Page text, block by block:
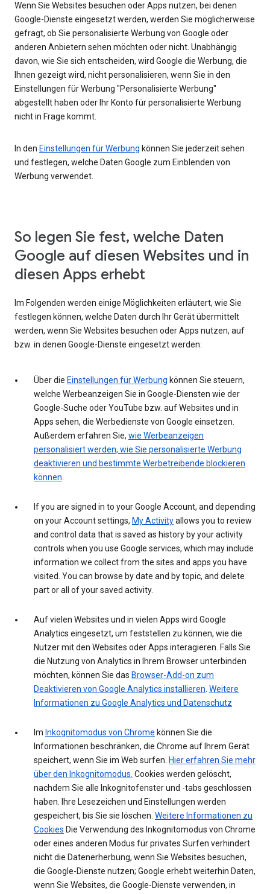
Wenn Sie Websites besuchen oder Apps nutzen, bei denen
Google-Dienste eingesetzt werden, werden Sie möglicherweise
gefragt, ob Sie personalisierte Werbung von Google oder
anderen Anbietern sehen möchten oder nicht. Unabhängig
davon, wie Sie sich entscheiden, wird Google die Werbung, die
Ihnen gezeigt wird, nicht personalisieren, wenn Sie in den
Einstellungen für Werbung "Personalisierte Werbung"
abgestellt haben oder Ihr Konto für personalisierte Werbung
nicht in Frage kommt.
In den Einstellungen für Werbung können Sie jederzeit sehen
und festlegen, welche Daten Google zum Einblenden von
Werbung verwendet.
So legen Sie fest, welche Daten
Google auf diesen Websites und in
diesen Apps erhebt
Im Folgenden werden einige Möglichkeiten erläutert, wie Sie
festlegen können, welche Daten durch Ihr Gerät übermittelt
werden, wenn Sie Websites besuchen oder Apps nutzen, auf
bzw. in denen Google-Dienste eingesetzt werden:
Über die Einstellungen für Werbung können Sie steuern,
welche Werbeanzeigen Sie in Google-Diensten wie der
Google-Suche oder YouTube bzw. auf Websites und in
Apps sehen, die Werbedienste von Google einsetzen.
Außerdem erfahren Sie, wie Werbeanzeigen
personalisiert werden, wie Sie personalisierte Werbung
deaktivieren und bestimmte Werbetreibende blockieren
können.
If you are signed in to your Google Account, and depending
on your Account settings, My Activityallows you to review
and control data that is saved as history by your activity
controls when you use Google services, which may include
information we collect from the sites and apps you have
visited. You can browse by date and by topic, and delete
part or all of your saved activity.
Auf vielen Websites und in vielen Apps wird Google
Analytics eingesetzt, um feststellen zu können, wie die
Nutzer mit den Websites oder Apps interagieren. Falls Sie
die Nutzung von Analytics in Ihrem Browser unterbinden
möchten, können Sie das Browser-Add-on zum
Deaktivieren von Google Analytics installieren. Weitere
Informationen zu Google Analytics und Datenschutz
Im Inkognitomodus von Chrome können Sie die
Informationen beschränken, die Chrome auf Ihrem Gerät
speichert, wenn Sie im Web surfen. Hier erfahren Sie mehr
über den Inkognitomodus. Cookies werden gelöscht,
nachdem Sie alle Inkognitofenster und -tabs geschlossen
haben. Ihre Lesezeichen und Einstellungen werden
gespeichert, bis Sie sie löschen. Weitere Informationen zu
Cookies Die Verwendung des Inkognitomodus von Chrome
oder eines anderen Modus für privates Surfen verhindert
nicht die Datenerherbung, wenn Sie Websites besuchen,
die Google-Dienste nutzen; Google erhebt weiterhin Daten,
wenn Sie Websites, die Google-Dienste verwenden, in